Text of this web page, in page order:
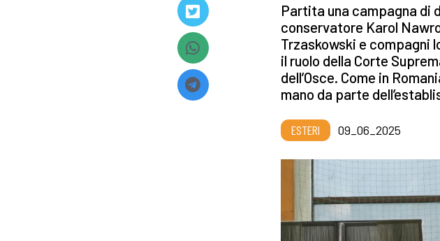
Partita una campagna di
conservatore Karol
Trzaskowski e compagni
il ruolo della Corte
dell’Osce. Come in
mano da parte
ESTERI 09_06_2025